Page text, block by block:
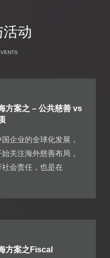
动
方案之 – 公共慈善 vs
企业的全球化发展，
关注海外慈善布局，
会责任，也是在
方案之Fiscal